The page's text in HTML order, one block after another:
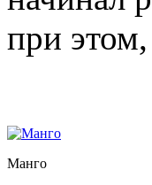
при
Манго